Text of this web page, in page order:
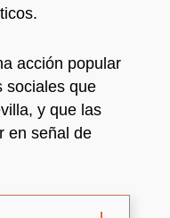
acción popular
sociales que
y que las
en señal de